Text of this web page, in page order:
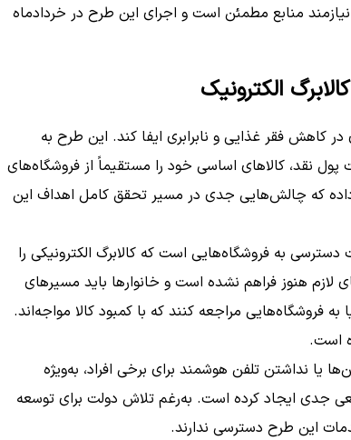
نیازمند منابع مطمئن است و اجرای این طرح در خردادماه
الکترونیک
در کاهش فقر غذایی و نابرابری ایفا کند. این طرح به
نقد، کالاهای اساسی خود را مستقیماً از فروشگاه‌های
که چالش‌هایی جدی در مسیر تحقق کامل اهداف این
به فروشگاه‌هایی است که کالابرگ الکترونیکی را
هنوز فراهم نشده است و خانوارها باید مسیرهای
فروشگاه‌هایی مراجعه کنند که با کمبود کالا مواجه‌اند.
است.
یا نداشتن تلفن هوشمند برای برخی افراد، به‌ویژه
جدی ایجاد کرده است. به‌رغم تلاش دولت برای توسعه
این طرح دسترسی ندارند.